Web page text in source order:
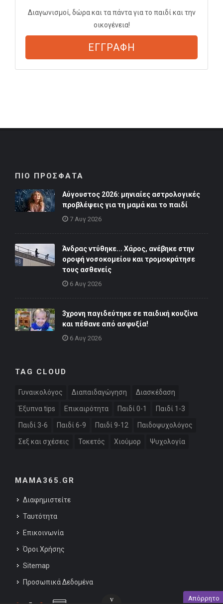
Διαγωνισμοί, δώρα και τα πάντα για το παιδί και την
οικογένεια!
ΕΓΓΡΑΦΗ
ΠΙΟ ΠΡΟΣΦΑΤΑ
Αύγουστος 2026: μηνιαίες αστρολογικές
προβλέψεις για τη μαμά και το παιδί
7 Αυγ 2026
Άνδρας ντύθηκε... Χάρος, ανέβηκε στην
οροφή νοσοκομείου και τρομοκράτησε
τους ασθενείς
6 Αυγ 2026
3χρονη παγιδεύτηκε σε παιδική κουζίνα
και πέθανε από ασφυξία!
6 Αυγ 2026
TAG CLOUD
Γυναικολόγος Διαπαιδαγώγηση Διασκέδαση
Έξυπνα tips Επικαιρότητα Παιδί 0-1 Παιδί 1-3
Παιδί 3-6 Παιδί 6-9 Παιδί 9-12 Παιδοψυχολόγος
Σεξ και σχέσεις Τοκετός Χιούμορ Ψυχολογία
MAMA365.GR
Διαφημιστείτε
Ταυτότητα
Επικοινωνία
Όροι Χρήσης
Sitemap
Προσωπικά Δεδομένα
Απόρρητο
v